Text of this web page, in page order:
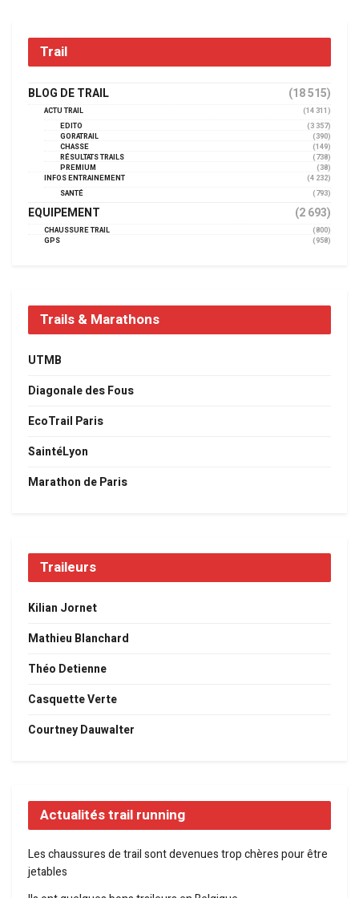
Trail
BLOG DE TRAIL (18 515)
ACTU TRAIL
(14 311)
EDITO
(3 357)
GORATRAIL
(390)
CHASSE
(149)
RÉSULTATS TRAILS
(738)
PREMIUM
(38)
INFOS ENTRAINEMENT
(4 232)
SANTÉ
(793)
EQUIPEMENT (2 693)
CHAUSSURE TRAIL
(800)
GPS
(958)
Trails & Marathons
UTMB
Diagonale des Fous
EcoTrail Paris
SaintéLyon
Marathon de Paris
Traileurs
Kilian Jornet
Mathieu Blanchard
Théo Detienne
Casquette Verte
Courtney Dauwalter
Actualités trail running
Les chaussures de trail sont devenues trop chères pour être
jetables